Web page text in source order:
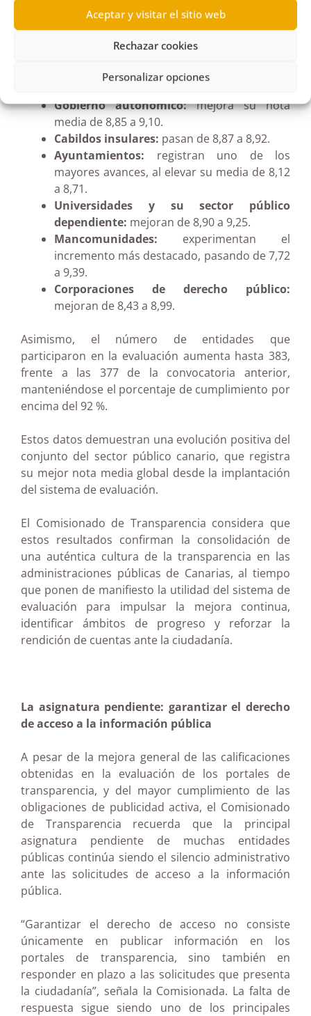
Aceptar y visitar el sitio web
Rechazar cookies
Personalizar opciones
Mejora generalizada por sectores
La evaluación ha producido las siguientes
puntuaciones medias por sectores:
Gobierno autonómico:mejora su nota
media de 8,85 a 9,10.
Cabildos insulares: pasan de 8,87 a 8,92.
Ayuntamientos: registran uno de los
mayores avances, al elevar su media de 8,12
a 8,71.
Universidades y su sector público
dependiente: mejoran de 8,90 a 9,25.
Mancomunidades: experimentan el
incremento más destacado, pasando de 7,72
a 9,39.
Corporaciones de derecho público:
mejoran de 8,43 a 8,99.
Asimismo, el número de entidades que
participaron en la evaluación aumenta hasta 383,
frente a las 377 de la convocatoria anterior,
manteniéndose el porcentaje de cumplimiento por
encima del 92 %.
Estos datos demuestran una evolución positiva del
conjunto del sector público canario, que registra
su mejor nota media global desde la implantación
del sistema de evaluación.
El Comisionado de Transparencia considera que
estos resultados confirman la consolidación de
una auténtica cultura de la transparencia en las
administraciones públicas de Canarias, al tiempo
que ponen de manifiesto la utilidad del sistema de
evaluación para impulsar la mejora continua,
identificar ámbitos de progreso y reforzar la
rendición de cuentas ante la ciudadanía.
La asignatura pendiente: garantizar el derecho
de acceso a la información pública
A pesar de la mejora general de las calificaciones
obtenidas en la evaluación de los portales de
transparencia, y del mayor cumplimiento de las
obligaciones de publicidad activa, el Comisionado
de Transparencia recuerda que la principal
asignatura pendiente de muchas entidades
públicas continúa siendo el silencio administrativo
ante las solicitudes de acceso a la información
pública.
“Garantizar el derecho de acceso no consiste
únicamente en publicar información en los
portales de transparencia, sino también en
responder en plazo a las solicitudes que presenta
la ciudadanía”, señala la Comisionada. La falta de
respuesta sigue siendo uno de los principales